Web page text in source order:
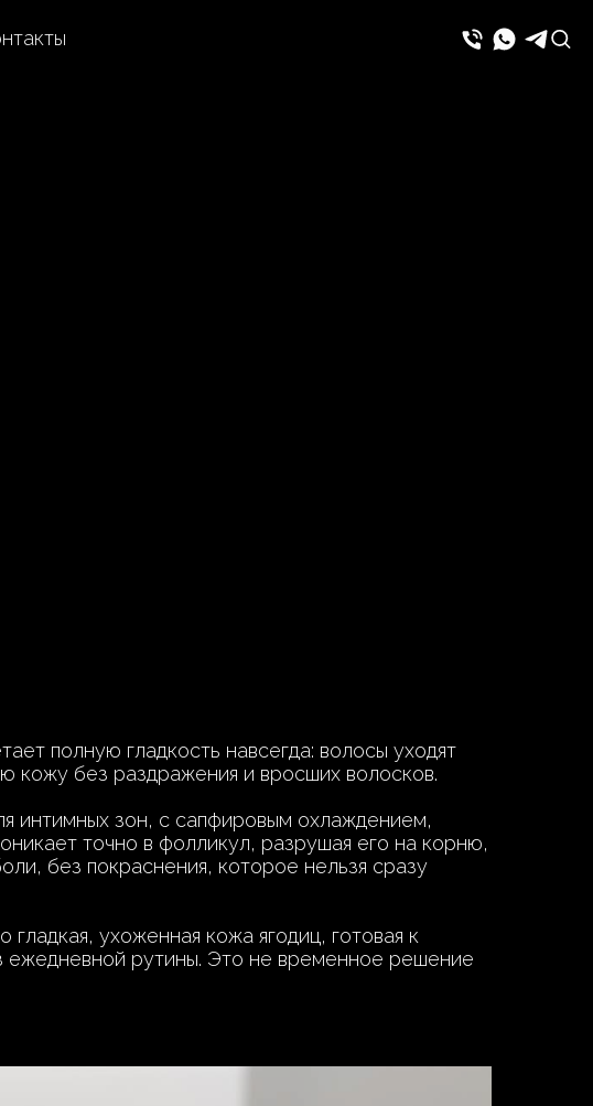
полную гладкость навсегда: волосы уходят
кожу без раздражения и вросших волосков.
интимных зон, с сапфировым охлаждением,
точно в фолликул, разрушая его на корню,
без покраснения, которое нельзя сразу
ухоженная кожа ягодиц, готовая к
рутины. Это не временное решение